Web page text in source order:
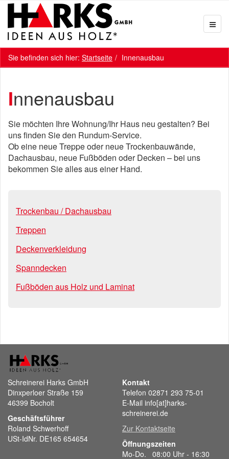
Sie befinden sich hier: Startseite Innenausbau
Innenausbau
Sie möchten Ihre Wohnung/Ihr Haus neu gestalten? Bei
uns finden Sie den Rundum-Service.
Ob eine neue Treppe oder neue Trockenbauwände,
Dachausbau, neue Fußböden oder Decken – bei uns
bekommen Sie alles aus einer Hand.
Trockenbau / Dachausbau
Treppen
Deckenverkleidung
Spanndecken
Fußböden aus Holz und Laminat
Schreinerei Harks GmbH
Dinxperloer Straße 159
46399 Bocholt
Geschäftsführer
Roland Schwerhoff
USt-IdNr. DE165 654654
Kontakt
Telefon 02871 293 75-01
E-Mail info[at]harks-
schreinerei.de
Zur Kontaktseite
Öffnungszeiten
Mo-Do. 08:00 Uhr - 16:30